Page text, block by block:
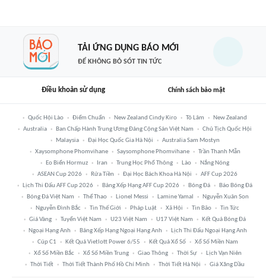
TẢI ỨNG DỤNG BÁO MỚI
ĐỂ KHÔNG BỎ SÓT TIN TỨC
Điều khoản sử dụng Chính sách bảo mật
Quốc Hội Lào Điểm Chuẩn New Zealand Cindy Kiro Tô Lâm
New Zealand
Australia
Ban Chấp Hành Trung Ương Đảng Cộng Sản Việt Nam
Chủ Tịch Quốc Hội
Malaysia
Đại Học Quốc Gia Hà Nội
Australia Sam Mostyn
Xaysomphone Phomvihane
Saysomphone Phomvihane
Trần Thanh Mẫn
Eo Biển Hormuz
Iran Trung Học Phổ Thông Lào
Nắng Nóng
ASEAN Cup 2026
Rửa Tiền Đại Học Bách Khoa Hà Nội
AFF Cup 2026
Lịch Thi Đấu AFF Cup 2026
Bảng Xếp Hạng AFF Cup 2026 Bóng Đá
Báo Bóng Đá
Bóng Đá Việt Nam
Thể Thao Lionel Messi Lamine Yamal
Nguyễn Xuân Son
Nguyễn Đình Bắc
Tin Thế Giới Pháp Luật Xã Hội Tin Bão
Tin Tức
Giá Vàng
Tuyển Việt Nam U23 Việt Nam U17 Việt Nam
Kết Quả Bóng Đá
Ngoại Hạng Anh
Bảng Xếp Hạng Ngoại Hạng Anh
Lịch Thi Đấu Ngoại Hạng Anh
Cúp C1
Kết Quả Vietlott Power 6/55 Kết Quả Xổ Số
Xổ Số Miền Nam
Xổ Số Miền Bắc
Xổ Số Miền Trung Giao Thông Thời Sự
Lịch Vạn Niên
Thời Tiết
Thời Tiết Thành Phố Hồ Chí Minh Thời Tiết Hà Nội Giá Xăng Dầu